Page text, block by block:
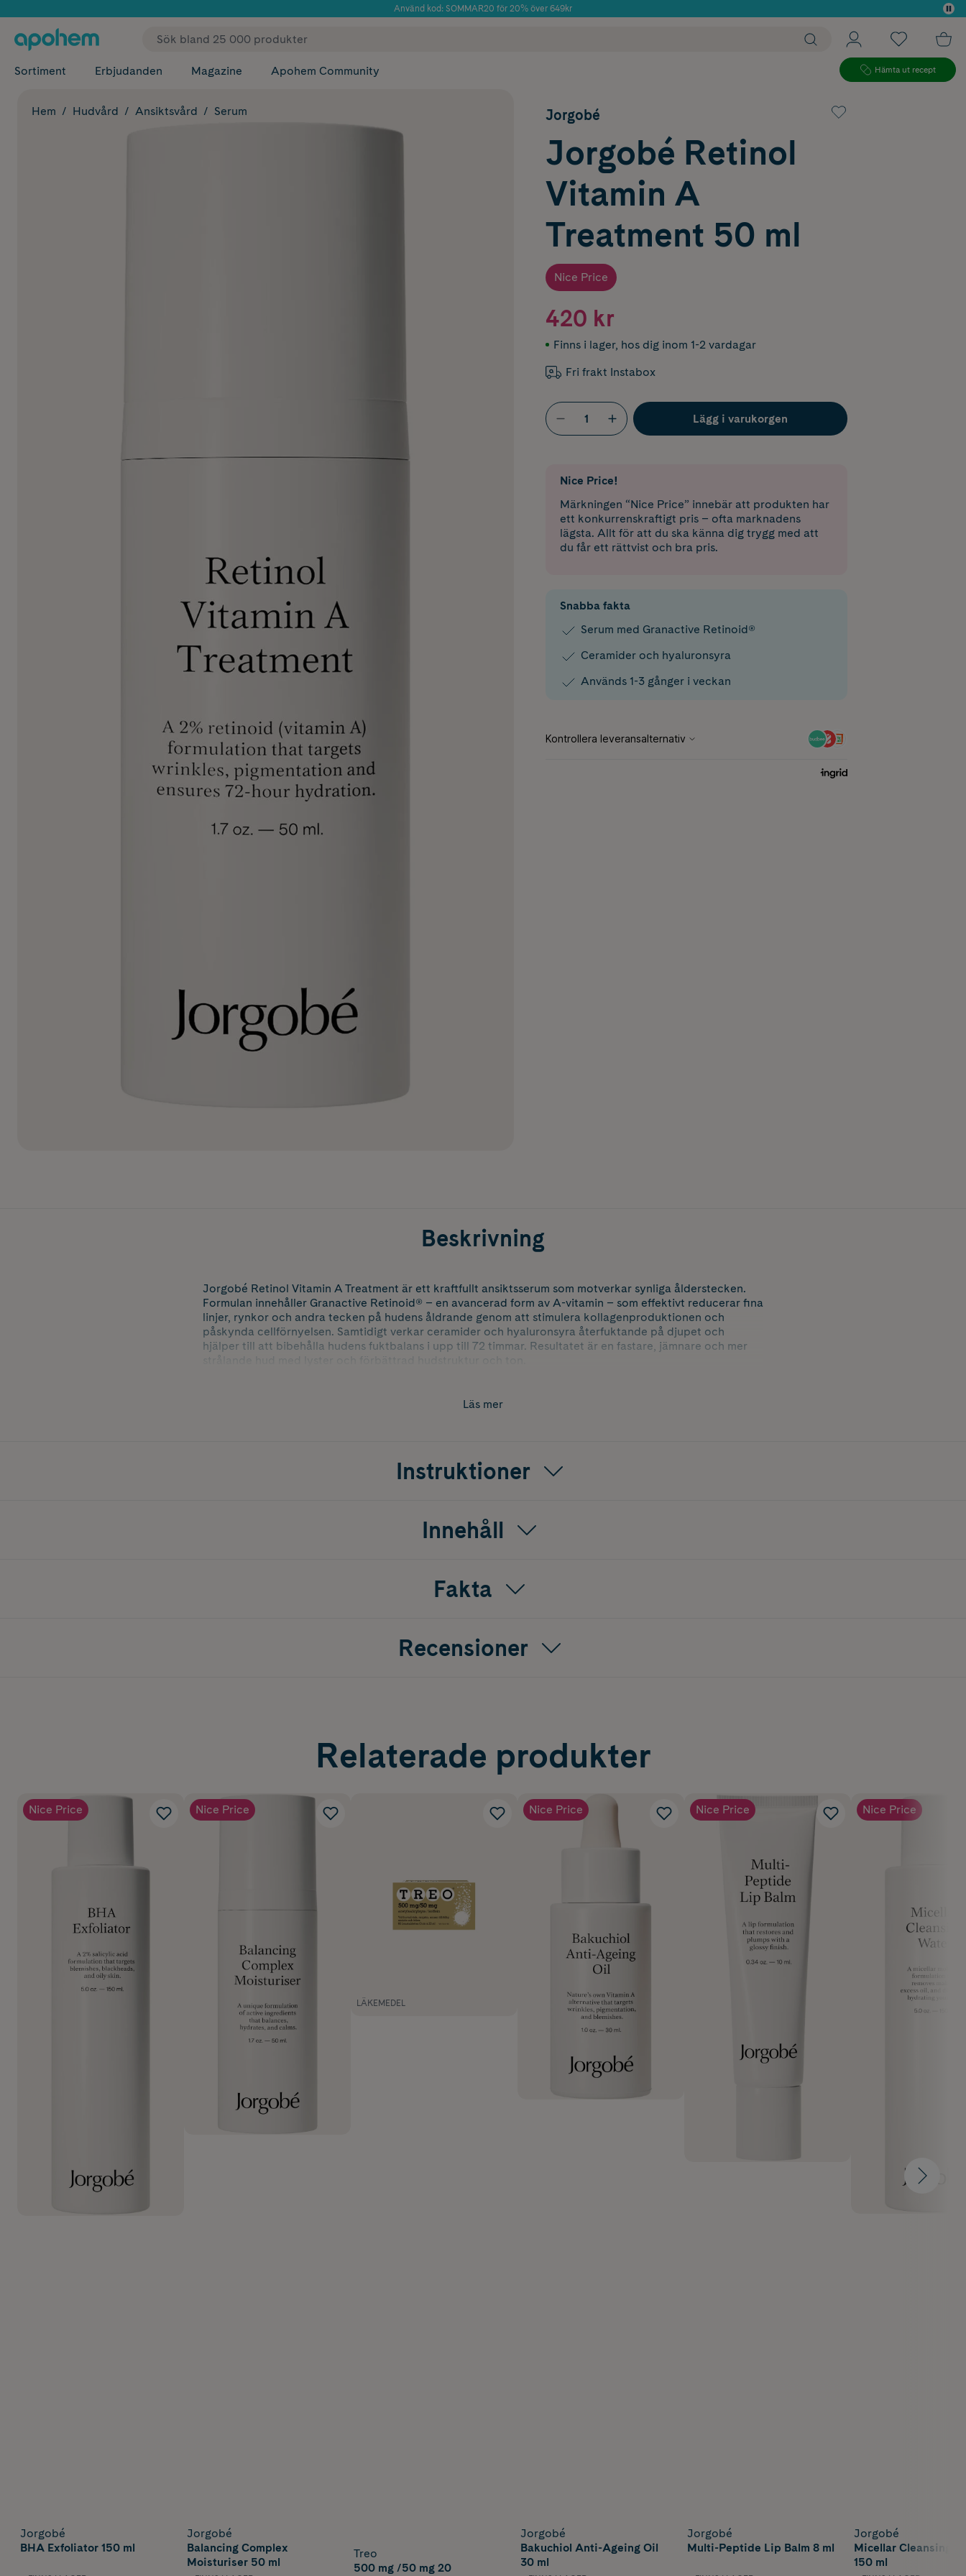
Använd kod: SOMMAR20 för 20% över 649kr
✓ Fri frakt
Sortiment Erbjudanden Magazine Apohem Community Hämta ut recept
Hem Hudvård Ansiktsvård Serum Jorgobé
Jorgobé Retinol
Vitamin A
Treatment 50 ml
Nice Price
420 kr
Finns i lager, hos dig inom 1-2 vardagar
Fri frakt Instabox
Lägg i varukorgen
Nice Price!
Märkningen “Nice Price” innebär att produkten har
ett konkurrenskraftigt pris – ofta marknadens
lägsta. Allt för att du ska känna dig trygg med att
du får ett rättvist och bra pris.
Snabba fakta
Serum med Granactive Retinoid®
Ceramider och hyaluronsyra
Används 1-3 gånger i veckan
Beskrivning
Jorgobé Retinol Vitamin A Treatment är ett kraftfullt ansiktsserum som motverkar synliga ålderstecken.
Formulan innehåller Granactive Retinoid® – en avancerad form av A-vitamin – som effektivt reducerar fina
linjer, rynkor och andra tecken på hudens åldrande genom att stimulera kollagenproduktionen och
påskynda cellförnyelsen. Samtidigt verkar ceramider och hyaluronsyra återfuktande på djupet och
hjälper till att bibehålla hudens fuktbalans i upp till 72 timmar. Resultatet är en fastare, jämnare och mer
strålande hud med lyster och förbättrad hudstruktur och ton.
Läs mer
Instruktioner
Innehåll
Fakta
Recensioner
Relaterade produkter
Nice Price
Jorgobé
BHA Exfoliator 150 ml
Nice Price
Jorgobé
Balancing Complex
Moisturiser 50 ml
LÄKEMEDEL
Treo
500 mg /50 mg 20
Nice Price
Jorgobé
Bakuchiol Anti-Ageing Oil
30 ml
Nice Price
Jorgobé
Multi-Peptide Lip Balm 8 ml
Nice Price
Jorgobé
Micellar Cleansing
150 ml